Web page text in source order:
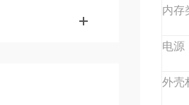
内存
电源
外壳